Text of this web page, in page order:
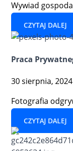
Wywiad
CZYTAJ DALEJ
Praca
30 sierpnia, 2024
Fotografia
CZYTAJ DALEJ